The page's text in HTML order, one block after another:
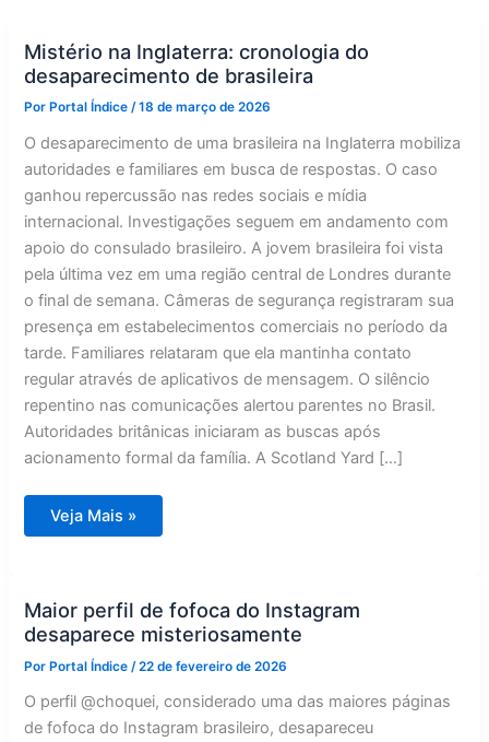
Mistério na Inglaterra: cronologia do
desaparecimento de brasileira
Por Portal Índice/18 de março de 2026
O desaparecimento de uma brasileira na Inglaterra mobiliza
autoridades e familiares em busca de respostas. O caso
ganhou repercussão nas redes sociais e mídia
internacional. Investigações seguem em andamento com
apoio do consulado brasileiro. A jovem brasileira foi vista
pela última vez em uma região central de Londres durante
o final de semana. Câmeras de segurança registraram sua
presença em estabelecimentos comerciais no período da
tarde. Familiares relataram que ela mantinha contato
regular através de aplicativos de mensagem. O silêncio
repentino nas comunicações alertou parentes no Brasil.
Autoridades britânicas iniciaram as buscas após
acionamento formal da família. A Scotland Yard […]
Mistério
de
brasileira
Veja Mais »
Maior perfil de fofoca do Instagram
desaparece misteriosamente
PorPortal Índice /22 de fevereiro de 2026
O perfil @choquei, considerado uma das maiores páginas
de fofoca do Instagram brasileiro, desapareceu